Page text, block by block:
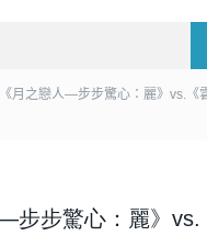
《月之戀人—步步驚心：麗》vs.《
—步步驚心：麗》vs.